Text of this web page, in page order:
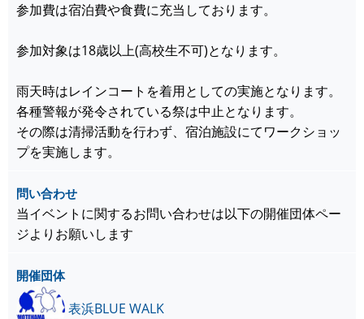
参加費は宿泊費や食費に充当しております。
参加対象は18歳以上(高校生不可)となります。
雨天時はレインコートを着用としての実施となります。
各種警報が発令されている祭は中止となります。
その際は清掃活動を行わず、宿泊施設にてワークショッ
プを実施します。
問い合わせ
当イベントに関するお問い合わせは以下の開催団体ペー
ジよりお願いします
開催団体
表浜BLUE WALK